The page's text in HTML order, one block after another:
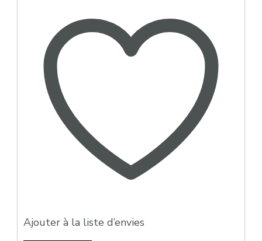
Cookin'Cloud
Ajouter à la liste d’envies